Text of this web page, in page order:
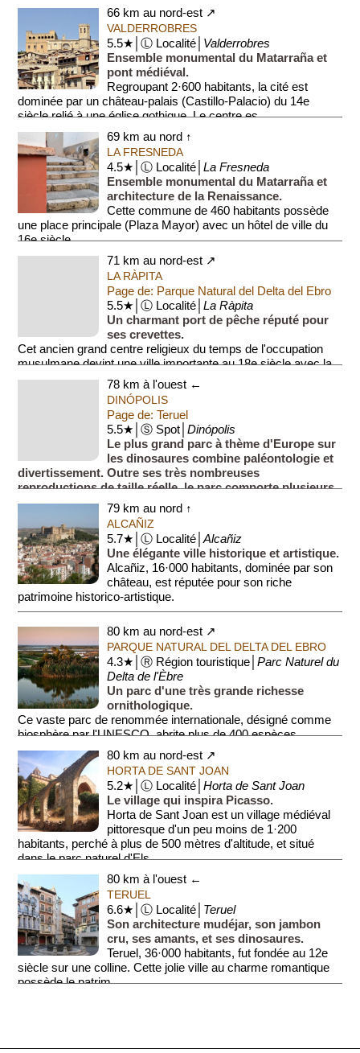
66 km au nord-est ↗
VALDERROBRES
5.5★│Ⓛ Localité│ Valderrobres
Ensemble monumental du Matarraña et
pont médiéval.
Regroupant 2·600 habitants, la cité est
dominée par un château-palais (Castillo-Palacio) du 14e
siècle relié à une église gothique. Le centre es...
69 km au nord ↑
LA FRESNEDA
4.5★│Ⓛ Localité│La Fresneda
Ensemble monumental du Matarraña et
architecture de la Renaissance.
Cette commune de 460 habitants possède
une place principale (Plaza Mayor) avec un hôtel de ville du
16e siècle.
71 km au nord-est ↗
LA RÀPITA
Page de: Parque Natural del Delta del Ebro
5.5★│Ⓛ Localité│La Ràpita
Un charmant port de pêche réputé pour
ses crevettes.
Cet ancien grand centre religieux du temps de l'occupation
musulmane devint une ville importante au 18e siècle avec la
création d'un canal nav...78 km à l'ouest ←
DINÓPOLIS
Page de: Teruel
5.5★│Ⓢ Spot│Dinópolis
Le plus grand parc à thème d'Europe sur
les dinosaures combine paléontologie et
divertissement. Outre ses très nombreuses
reproductions de taille réelle, le parc comporte plusieurs
attractions proc...79 km au nord ↑
ALCAÑIZ
5.7★│Ⓛ Localité│Alcañiz
Une élégante ville historique et artistique.
Alcañiz, 16·000 habitants, dominée par son
château, est réputée pour son riche
patrimoine historico-artistique.
Alcañiz est aussi connue pour s...
80 km au nord-est ↗
PARQUE NATURAL DEL DELTA DEL EBRO
4.3★│Ⓡ Région touristique│Parc Naturel du
Delta de l'Èbre
Un parc d'une très grande richesse
ornithologique.
Ce vaste parc de renommée internationale, désigné comme
biosphère par l'UNESCO, abrite plus de 400 espèces
d'oiseaux et plus de 700 espèces végéta...
80 km au nord-est ↗
HORTA DE SANT JOAN
5.2★│Ⓛ Localité│Horta de Sant Joan
Le village qui inspira Picasso.
Horta de Sant Joan est un village médiéval
pittoresque d'un peu moins de 1·200
habitants, perché à plus de 500 mètres d'altitude, et situé
dans le parc naturel d'Els ...
80 km à l'ouest ←
TERUEL
6.6★│Ⓛ Localité│ Teruel
Son architecture mudéjar, son jambon
cru, ses amants, et ses dinosaures.
Teruel, 36·000 habitants, fut fondée au 12e
siècle sur une colline. Cette jolie ville au charme romantique
possède le patrim...